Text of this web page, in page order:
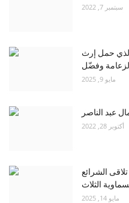
سبتمبر 7, 2022
حمل إرث
مايو 9, 2025
عبد الناصر
أكتوبر 28, 2022
الشرائع
الثلاث
مايو 14, 2025